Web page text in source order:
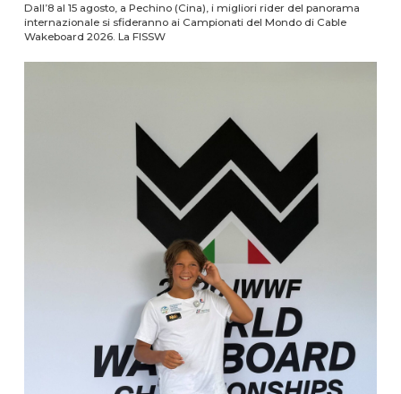
Dall’8 al 15 agosto, a Pechino (Cina), i migliori rider del panorama
internazionale si sfideranno ai Campionati del Mondo di Cable
Wakeboard 2026. La FISSW